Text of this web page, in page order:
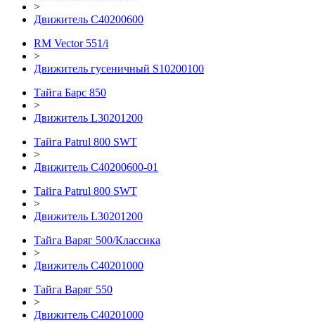
>
Движитель C40200600
RM Vector 551/i
>
Движитель гусеничный S10200100
Тайга Барс 850
>
Движитель L30201200
Тайга Patrul 800 SWT
>
Движитель C40200600-01
Тайга Patrul 800 SWT
>
Движитель L30201200
Тайга Варяг 500/Классика
>
Движитель С40201000
Тайга Варяг 550
>
Движитель С40201000